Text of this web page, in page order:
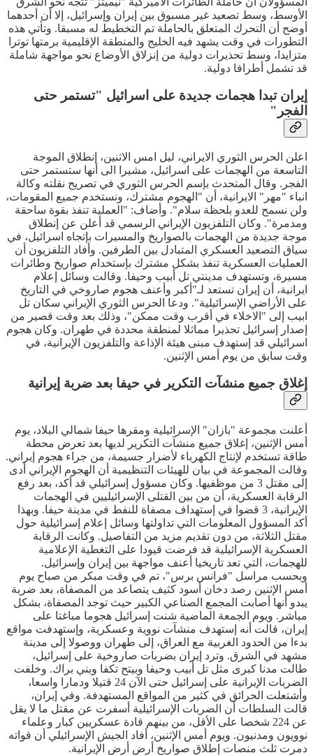
الأوسط، وسط تصعيد غير مسبوق بين إيران وإسرائيل، إلا أن أحدهما
أوضح أن التحرك المتعلق بالحاملة تم التخطيط له مسبقا. وتأتي هذه
التطورات في وقت يشهد فيه الخليج والمنطقة الإقليمية برمتها توترا
متزايدا، وسط تحذيرات دولية من إنزلاق الأوضاع نحو مواجهة شاملة
قد تشمل أطرافا دولية.
إيران تبدا هجمات جديدة على اسرائيل "تستمر حتى
الفجر"
اعلن الحرس الثوري الايراني، ليل امس الاثنين، إنطلاق الموجة
التاسعة من الهجمات على اسرائيل، مشيرا الى أنها ستستمر حتى
الفجر. وقال المتحدث بإسم الحرس الثوري في تصريح نقلته وكالة
انباء "مهر" الايرانية، أن "الهجوم مشترك، ونستخدم جميع المقومات،
ولن نسمح للعدو بلحظة سلام". وأضاف: "العملية تنفذ بقوة ساحقة
ومدمرة". وكان التلفزيون الإيراني الرسمي قد أعلن عن إنطلاق
موجة جديدة من الهجمات بالصواريخ والمسيرات بإتجاه اسرائيل، في
سياق التصعيد العسكري المتبادل بين الطرفين. وأفاد التلفزيون أن
العمليات العسكرية تنفذ بشكل مشترك بإستخدام صواريخ وطائرات
مسيرة، وتستهدف مدينتي تل أبيب وحيفا. وقالت وسائل إعلام
ايرانية، أن إيران تستعد لـ"أكبر وأعنف هجوم صاروخي في التاريخ
على الأراضي الإسرائيلية". ودعا الحرس الثوري الإيراني سكان تل
ابيب إلى "الاخلاء في أقرب وقت ممكن"، وذلك بعد وقت قصير من
إصدار إسرائيل تحذيرا مماثلا لمنطقة محددة في طهران. وكان هجوم
اسرائيلي قد إستهدف مبنى هيئة الإذاعة والتلفزيون الإيرانية، في
وقت سابق من يوم أمس الإثنين.
إغلاق جميع منشآت التكرير في حيفا بعد ضربة إيرانية
أعلنت مجموعة "بازان" الإسرائيلية ومقرها حيفا شمالي البلاد، يوم
أمس الإثنين، إغلاق جميع منشآت التكرير لديها بعد تعرض محطة
طاقة تستخدم لإنتاج الكهرباء لأضرار جسيمة، من جراء هجوم إيراني.
وقالت المجموعة في بيان للهيئات التنظيمية أن الهجوم الإيراني أدى
إلى مقتل 3 من موظفيها. وكان مسؤول إسرائيلي قد أكد، بعد رفع
الرقابة العسكرية، أن من بين القتلى الإسرائيليين في الهجمات
الإيرانية، 3 قضوا في إستهداف مصفاة للنفط في مدينة حيفا. وبهذا
أكد المسؤول المعلومات التي تداولتها وسائل إعلام إسرائيلية حول
مقتل الثلاثة، من دون تقديم مزيد من التفاصيل. وكانت الرقابة
العسكرية الإسرائيلية قد فرضت قيودا على التغطية الإعلامية
للهجمات، التي تعد تاريخيا أعنف مواجهة بين إيران وإسرائيل.
وبحسب مراسل "فرانس برس"، تم في وقت مبكر من صباح يوم
أمس الإثنين رصد دخان أسود كثيف يتصاعد من المصفاة، بعد ضربة
يبدو أنها أصابت المجمع الصناعي الكبير حيث توجد المصفاة، بشكل
مباشر. ويوم الجمعة الماضية شنت إسرائيل هجوما مباغتا على
إيران، قالت أنه إستهدف منشآت نووية وعسكرية، وإستهدفت مواقع
بدءا من الحدود الغربية مع العراق، إلى طهران ووصولا إلى مدينة
مشهد في الشرق. وترد إيران بضربات صاروخية على إسرائيل،
طالت مدنا كبرى مثل تل أبيب وحيفا وبيتح تكفا وبني براك. وخلفت
الضربات الإيرانية على إسرائيل حتى الآن 24 قتيلا ودمارا واسعا،
وأشتعلت الحرائق في كثير من المواقع المستهدفة. وفي إيران،
قالت السلطات أن الضربات الإسرائيلية أسفرت عن مقتل ما لا يقل
عن 224 شخصا على الأقل، من بينهم قادة عسكريين كبار وعلماء
نوويون ومدنيون. ويوم أمس الإثنين، أفاد الجيش الإسرائيلي أن قواته
دمرت ثلث منصات إطلاق صواريخ أرض أرض الإيرانية.